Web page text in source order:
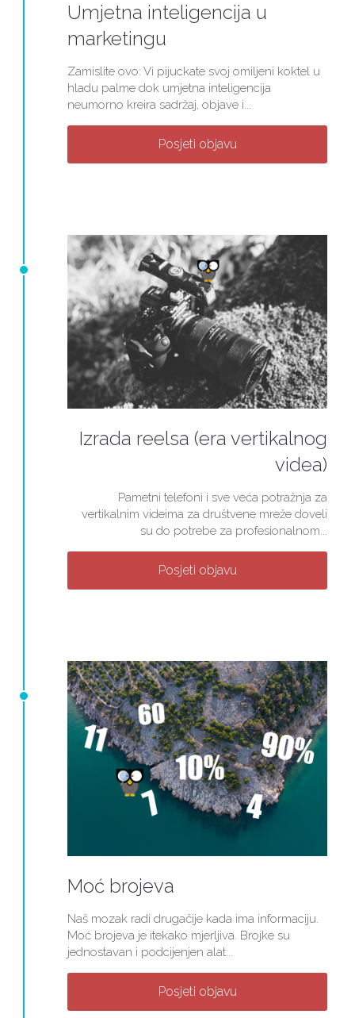
Umjetna inteligencija u
marketingu
Zamislite ovo: Vi pijuckate svoj omiljeni koktel u
hladu palme dok umjetna inteligencija
neumorno kreira sadržaj, objave i...
Posjeti objavu
Izrada reelsa (era vertikalnog
videa)
Pametni telefoni i sve veća potražnja za
vertikalnim videima za društvene mreže doveli
su do potrebe za profesionalnom...
Posjeti objavu
Moć brojeva
Naš mozak radi drugačije kada ima informaciju.
Moć brojeva je itekako mjerljiva. Brojke su
jednostavan i podcijenjen alat...
Posjeti objavu